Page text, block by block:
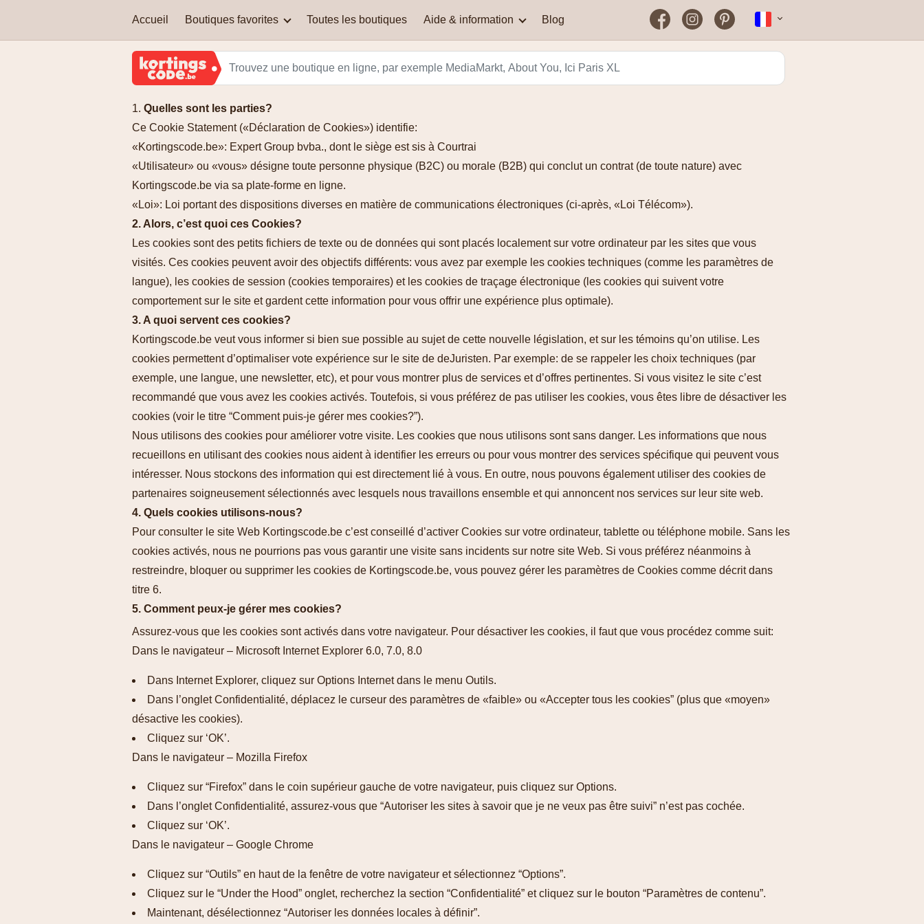
Accueil Boutiques favorites
Adidas AEG ASOS Farmaline
JBC Just Russel
Sleepworld Smeg
Toutes les boutiques Aide & information
Quels types de codes de
Quand vous trouvez le plus
souvent les codes de
réduction qui fonctionnent
Où puis-je trouver les codes
Pourquoi mon code de
réduction ne fonctionne pas
Puis-je cumuler un code de
réduction ?
ma réduction ?
Fréquemment Posées
Blog
FacebookInstagramPinterest
Quelles sont les parties?
Ce Cookie Statement («Déclaration de Cookies») identifie:
«Kortingscode.be»: Expert Group bvba., dont le siège est sis à Courtrai
«Utilisateur» ou «vous» désigne toute personne physique (B2C) ou morale (B2B) qui conclut un contrat (de toute nature) avec
Kortingscode.be via sa plate-forme en ligne.
«Loi»: Loi portant des dispositions diverses en matière de communications électroniques (ci-après, «Loi Télécom»).
2. Alors, c’est quoi ces Cookies?
Les cookies sont des petits fichiers de texte ou de données qui sont placés localement sur votre ordinateur par les sites que vous
visités. Ces cookies peuvent avoir des objectifs différents: vous avez par exemple les cookies techniques (comme les paramètres de
langue), les cookies de session (cookies temporaires) et les cookies de traçage électronique (les cookies qui suivent votre
comportement sur le site et gardent cette information pour vous offrir une expérience plus optimale).
3. A quoi servent ces cookies?
Kortingscode.be veut vous informer si bien sue possible au sujet de cette nouvelle législation, et sur les témoins qu’on utilise. Les
cookies permettent d’optimaliser vote expérience sur le site de deJuristen. Par exemple: de se rappeler les choix techniques (par
exemple, une langue, une newsletter, etc), et pour vous montrer plus de services et d’offres pertinentes. Si vous visitez le site c’est
recommandé que vous avez les cookies activés. Toutefois, si vous préférez de pas utiliser les cookies, vous êtes libre de désactiver les
cookies (voir le titre “Comment puis-je gérer mes cookies?”).
Nous utilisons des cookies pour améliorer votre visite. Les cookies que nous utilisons sont sans danger. Les informations que nous
recueillons en utilisant des cookies nous aident à identifier les erreurs ou pour vous montrer des services spécifique qui peuvent vous
intéresser. Nous stockons des information qui est directement lié à vous. En outre, nous pouvons également utiliser des cookies de
partenaires soigneusement sélectionnés avec lesquels nous travaillons ensemble et qui annoncent nos services sur ​​leur site web.
4. Quels cookies utilisons-nous?
Pour consulter le site Web Kortingscode.be c’est conseillé d’activer Cookies sur votre ordinateur, tablette ou téléphone mobile. Sans les
cookies activés, nous ne pourrions pas vous garantir une visite sans incidents sur notre site Web. Si vous préférez néanmoins à
restreindre, bloquer ou supprimer les cookies de Kortingscode.be, vous pouvez gérer les paramètres de Cookies comme décrit dans
titre 6.
5. Comment peux-je gérer mes cookies?
Assurez-vous que les cookies sont activés dans votre navigateur. Pour désactiver les cookies, il faut que vous procédez comme suit:
Dans le navigateur – Microsoft Internet Explorer 6.0, 7.0, 8.0
Dans Internet Explorer, cliquez sur Options Internet dans le menu Outils.
Dans l’onglet Confidentialité, déplacez le curseur des paramètres de «faible» ou «Accepter tous les cookies” (plus que «moyen»
désactive les cookies).
Cliquez sur ‘OK’.
Dans le navigateur – Mozilla Firefox
Cliquez sur “Firefox” dans le coin supérieur gauche de votre navigateur, puis cliquez sur Options.
Dans l’onglet Confidentialité, assurez-vous que “Autoriser les sites à savoir que je ne veux pas être suivi” n’est pas cochée.
Cliquez sur ‘OK’.
Dans le navigateur – Google Chrome
Cliquez sur “Outils” en haut de la fenêtre de votre navigateur et sélectionnez “Options”.
Cliquez sur le “Under the Hood” onglet, recherchez la section “Confidentialité” et cliquez sur le bouton “Paramètres de contenu”.
Maintenant, désélectionnez “Autoriser les données locales à définir”.